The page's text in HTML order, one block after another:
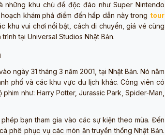
những khu chủ đề độc đáo như Super Nintendo
khám phá điểm đến hấp dẫn này trong tour
khu vui chơi nổi bật, cách di chuyển, giá vé cùng
tại Universal Studios Nhật Bản.
ngày 31 tháng 3 năm 2001, tại Nhật Bản. Nó nằm
phố và các khu vực du lịch khác. Công viên có
như: Harry Potter, Jurassic Park, Spider-Man,
bạn tham gia vào các sự kiện theo mùa. Đến
phê phục vụ các món ăn truyền thống Nhật Bản.